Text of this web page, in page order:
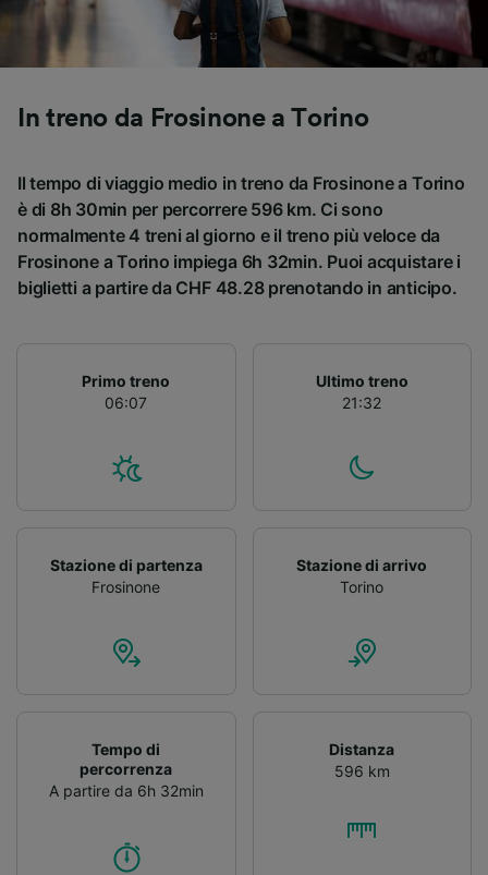
In treno da Frosinone a Torino
Il tempo di viaggio medio in treno da Frosinone a Torino
è di 8h 30min per percorrere 596 km. Ci sono
normalmente 4 treni al giorno e il treno più veloce da
Frosinone a Torino impiega 6h 32min. Puoi acquistare i
biglietti a partire da CHF 48.28 prenotando in anticipo.
Primo treno
06:07
Ultimo treno
21:32
Stazione di partenza
Frosinone
Stazione di arrivo
Torino
Tempo di
percorrenza
A partire da 6h 32min
Distanza
596 km
Utilizzare dati di geolocalizzazione precisi.
Scansione attiva delle caratteristiche del
dispositivo ai fini dell’identificazione.
accedervi. Pubblicità e contenuti
personalizzati, misurazione delle prestazioni
pubblico, sviluppo di servizi.
Elenco dei partner (fornitori)